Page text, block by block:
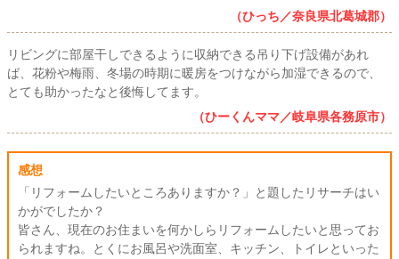
（ひっち／奈良県北葛城郡）
リビングに部屋干しできるように収納できる吊り下げ設備があれ
ば、花粉や梅雨、冬場の時期に暖房をつけながら加湿できるので、
とても助かったなと後悔してます。
（ひーくんママ／岐阜県各務原市）
感想
「リフォームしたいところありますか？」と題したリサーチはい
かがでしたか？
皆さん、現在のお住まいを何かしらリフォームしたいと思ってお
られますね。とくにお風呂や洗面室、キッチン、トイレといった